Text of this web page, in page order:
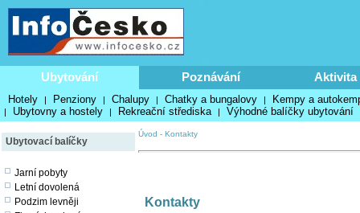
Ubytování Poznávání Aktivita
Hotely | Penziony | Chalupy | Chatky a bungalovy | Kempy a
| Ubytovny a hostely | Rekreační střediska | Výhodné balíčky ubytování
Ubytovací balíčky
Jarní pobyty
Letní dovolená
Podzim levněji
Úvod - Kontakty
Kontakty